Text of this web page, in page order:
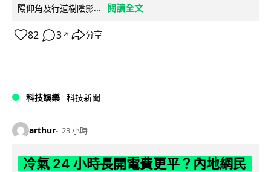
陽仰角及行道樹陰影...
閱讀全文
82 3 ↗ 分享
科技娛樂 科技新聞
arthur 23 小時
冷氣 24 小時長開電費更平？內地網民